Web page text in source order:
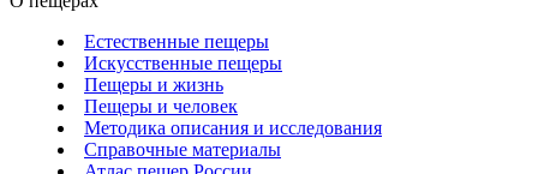
Естественные пещеры
Искусственные пещеры
Пещеры и жизнь
Пещеры и человек
Методика описания и исследования
Справочные материалы